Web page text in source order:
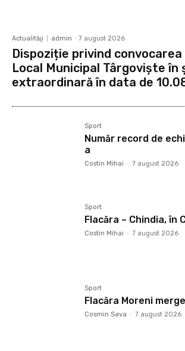
Actualităţi admin - 7 august 2026
Dispoziție privind convocarea
Local Municipal Târgoviște în
extraordinară în data de
Sport
Număr record de
a
Costin Mihai - 7 august 2026
Sport
Flacăra – Chindia, în
Costin Mihai - 7 august 2026
Sport
Flacăra Moreni
Cosmin Sava - 7 august 2026